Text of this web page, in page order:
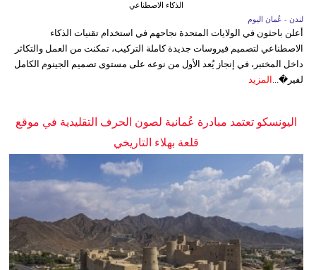
الذكاء الاصطناعي
لندن - عُمان اليوم
أعلن باحثون في الولايات المتحدة نجاحهم في استخدام تقنيات الذكاء
الاصطناعي لتصميم فيروسات جديدة كاملة التركيب، تمكنت من العمل والتكاثر
داخل المختبر، في إنجاز يُعد الأول من نوعه على مستوى تصميم الجينوم الكامل
لفير�... المزيد
اليونسكو تعتمد مبادرة عُمانية لصون الحرف التقليدية في موقع
قلعة بهلاء التاريخي